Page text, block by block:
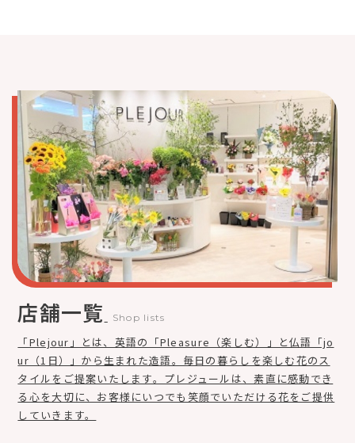
店舗一覧 Shop lists
「Plejour」とは、英語の「Pleasure（楽しむ）」と仏語「jo
ur（1日）」から生まれた造語。毎日の暮らしを楽しむ花のス
タイルをご提案いたします。プレジュールは、素直に感動でき
る心を大切に、お客様にいつでも笑顔でいただける花をご提供
していきます。